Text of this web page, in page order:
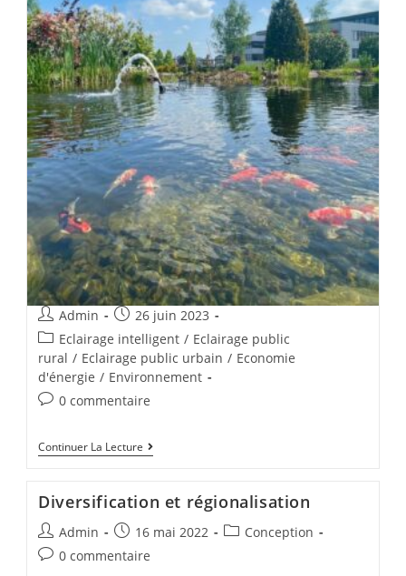
Admin
26 juin 2023
Eclairage intelligent / Eclairage public
rural / Eclairage public urbain / Economie
d'énergie / Environnement
0 commentaire
Continuer La Lecture
Diversification et régionalisation
Admin 16 mai 2022
Conception
0 commentaire